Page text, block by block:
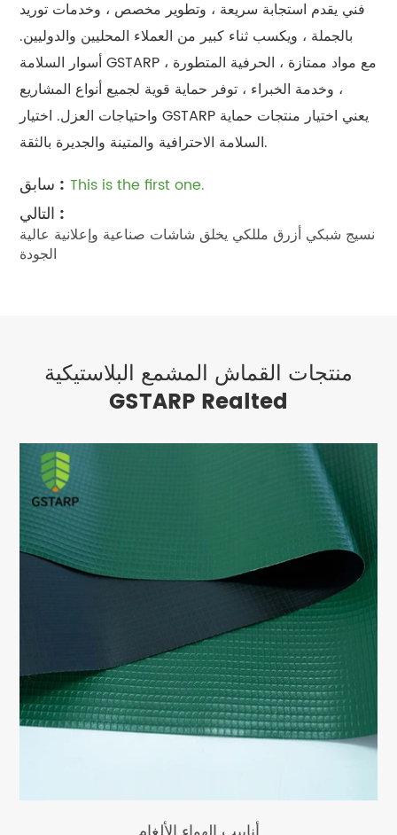
فني يقدم استجابة سريعة ، وتطوير مخصص ، وخدمات توريد
بالجملة ، ويكسب ثناء كبير من العملاء المحليين والدوليين.
أسوار السلامة GSTARP ، مع مواد ممتازة ، الحرفية المتطورة
، وخدمة الخبراء ، توفر حماية قوية لجميع أنواع المشاريع
واحتياجات العزل. اختيار GSTARP يعني اختيار منتجات حماية
السلامة الاحترافية والمتينة والجديرة بالثقة.
سابق : This is the first one.
التالي :
نسيج شبكي أزرق مللكي يخلق شاشات صناعية وإعلانية عالية
الجودة
منتجات القماش المشمع البلاستيكية
GSTARP Realted